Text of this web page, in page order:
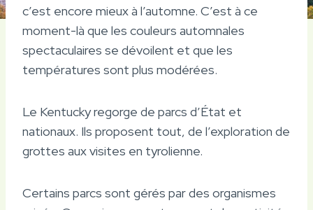
c’est encore mieux à l’automne. C’est à ce
moment-là que les couleurs automnales
spectaculaires se dévoilent et que les
températures sont plus modérées.
Le Kentucky regorge de parcs d’État et
nationaux. Ils proposent tout, de l’exploration de
grottes aux visites en tyrolienne.
Certains parcs sont gérés par des organismes